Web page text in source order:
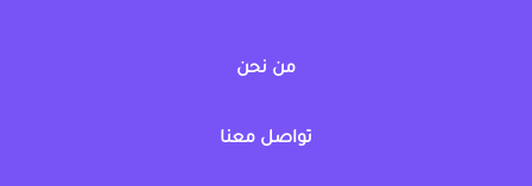
من نحن
تواصل معنا